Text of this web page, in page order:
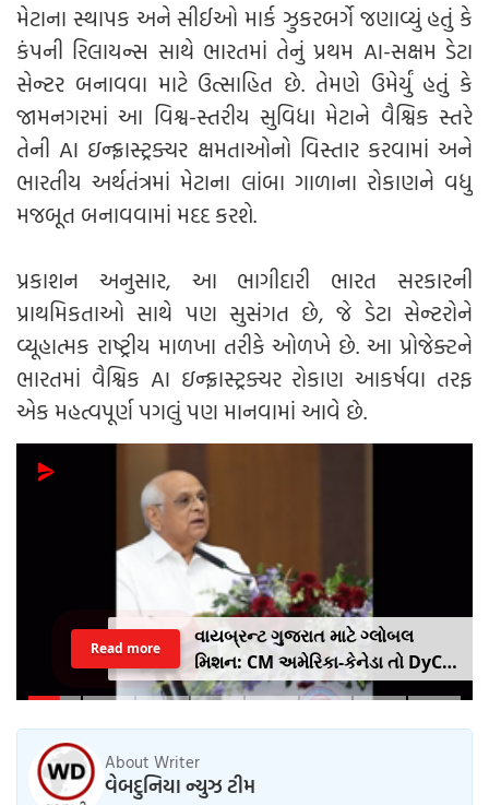
મેટાના સ્થાપક અને સીઈઓ માર્ક ઝુકરબર્ગે જણાવ્યું હતું કે
કંપની રિલાયન્સ સાથે ભારતમાં તેનું પ્રથમ AI-સક્ષમ ડેટા
સેન્ટર બનાવવા માટે ઉત્સાહિત છે. તેમણે ઉમેર્યું હતું કે
જામનગરમાં આ વિશ્વ-સ્તરીય સુવિધા મેટાને વૈશ્વિક સ્તરે
તેની AI ઇન્ફ્રાસ્ટ્રક્ચર ક્ષમતાઓનો વિસ્તાર કરવામાં અને
ભારતીય અર્થતંત્રમાં મેટાના લાંબા ગાળાના રોકાણને વધુ
મજબૂત બનાવવામાં મદદ કરશે.
પ્રકાશન અનુસાર, આ ભાગીદારી ભારત સરકારની
પ્રાથમિકતાઓ સાથે પણ સુસંગત છે, જે ડેટા સેન્ટરોને
વ્યૂહાત્મક રાષ્ટ્રીય માળખા તરીકે ઓળખે છે. આ પ્રોજેક્ટને
ભારતમાં વૈશ્વિક AI ઇન્ફ્રાસ્ટ્રક્ચર રોકાણ આકર્ષવા તરફ
એક મહત્વપૂર્ણ પગલું પણ માનવામાં આવે છે.
વાયબ્રન્ટ ગુજરાત માટે ગ્લોબલ
મિશન: CM અમેરિકા-કેનેડા તો DyCM
હર્ષ સંઘવી જાપાન-યુરોપ ગજવશે
Read more
About Writer
વેબદુનિયા ન્યુઝ ટીમ